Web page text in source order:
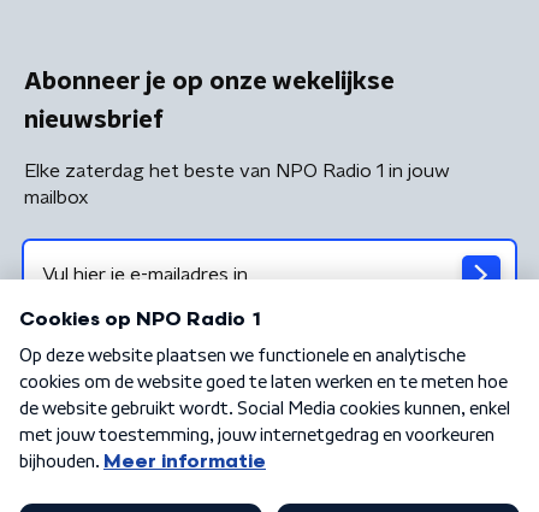
Abonneer je op onze wekelijkse
nieuwsbrief
Elke zaterdag het beste van NPO Radio 1 in jouw
mailbox
Algemene voorwaarden